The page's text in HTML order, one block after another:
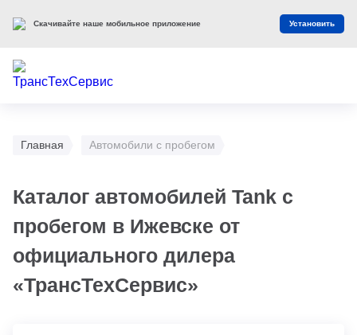
Главная Автомобили с пробегом
Каталог автомобилей Tank с
пробегом в Ижевске от
официального дилера
«ТрансТехСервис»
Скачивайте наше мобильное приложение Установить